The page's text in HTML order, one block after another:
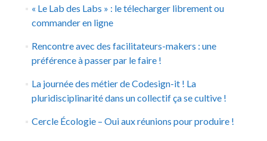
« Le Lab des Labs » : le télecharger librement ou
commander en ligne
Rencontre avec des facilitateurs-makers : une
préférence à passer par le faire !
La journée des métier de Codesign-it ! La
pluridisciplinarité dans un collectif ça se cultive !
Cercle Écologie – Oui aux réunions pour produire !